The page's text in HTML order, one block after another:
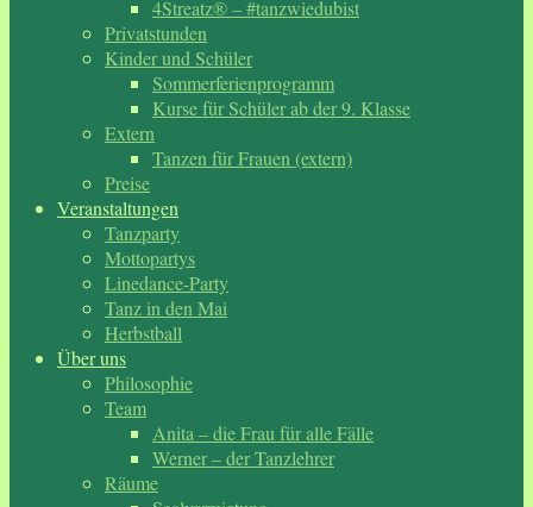
4Streatz® – #tanzwiedubist
Privatstunden
Kinder und Schüler
Sommerferienprogramm
Kurse für Schüler ab der 9. Klasse
Extern
Tanzen für Frauen (extern)
Preise
Veranstaltungen
Tanzparty
Mottopartys
Linedance-Party
Tanz in den Mai
Herbstball
Über uns
Philosophie
Team
Anita – die Frau für alle Fälle
Werner – der Tanzlehrer
Räume